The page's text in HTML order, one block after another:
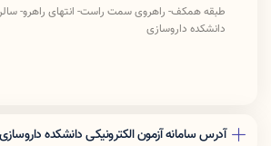
طبقه همکف- راهروی سمت راست- انتهای راهرو-
دانشکده داروسازی
آدرس سامانه آزمون الکترونیکی دانشکده